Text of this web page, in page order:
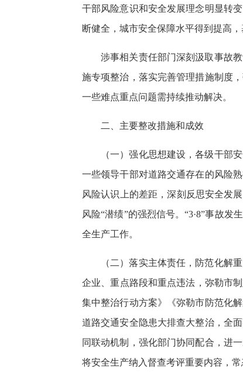
干部风险意识和安全发展理念明显转
断健全，城市安全保障水平得到提高
涉事相关责任部门深刻汲取事故
施专项整治，落实完善管理措施制度
一些难点重点问题需持续推动解决。
二、主要整改措施和成效
（一）强化思想建设，各级干部
一些领导干部对道路交通存在的风险
风险认识上的差距，深刻反思安全发
风险“潜绩”的强烈信号。“3·8”事故
全生产工作。
（二）落实主体责任，防范化解
企业、重点路段和重点违法，弥勒市
集中整治行动方案》《弥勒市防范化
道路交通安全隐患大排查大整治，全
同联动机制，强化部门协同配合，进
将安全生产纳入督查考评重要内容，